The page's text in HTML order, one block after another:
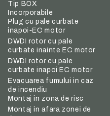
Tip BOX
Incorporabile
Plug cu pale curbate
inapoi-EC motor
DWDI rotor cu pale
curbate inainte EC motor
DWDI rotor cu pale
curbate inapoi EC motor
Evacuarea fumului in caz
de incendiu
Montaj in zona de risc
Montaj in afara zonei de